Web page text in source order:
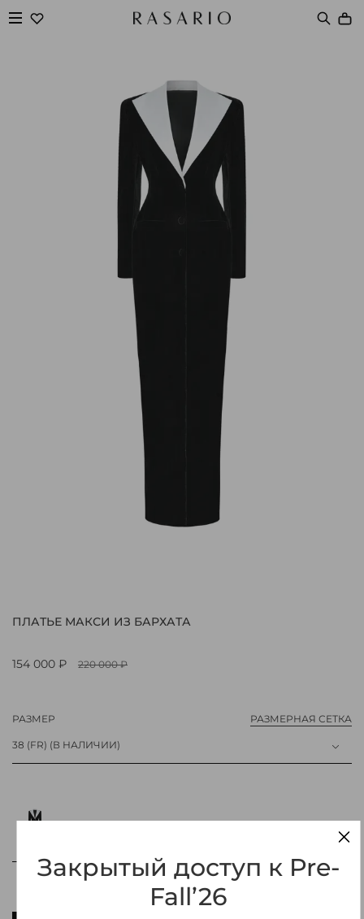
ПЛАТЬЕ МАКСИ ИЗ БАРХАТА
154 000 ₽ 220 000 ₽
РАЗМЕР РАЗМЕРНАЯ СЕТКА
38 (FR) (В НАЛИЧИИ)
Закрытый доступ к Pre-
Fall’26